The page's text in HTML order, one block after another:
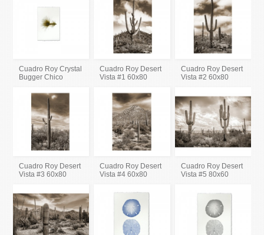
Cuadro Roy Crystal
Bugger Chico
Cuadro Roy Desert
Vista #1 60x80
Cuadro Roy Desert
Vista #2 60x80
Cuadro Roy Desert
Vista #3 60x80
Cuadro Roy Desert
Vista #4 60x80
Cuadro Roy Desert
Vista #5 80x60